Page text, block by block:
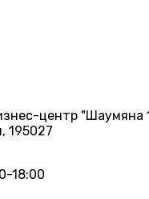
центр "Шаумяна
195027
18:00